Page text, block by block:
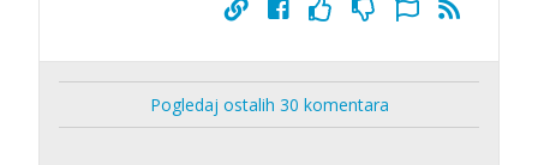
Pogledaj ostalih 30 komentara